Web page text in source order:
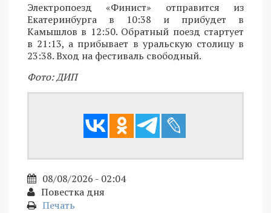
Электропоезд «Финист» отправится из
Екатеринбурга в 10:38 и прибудет в
Камышлов в 12:50. Обратный поезд стартует
в 21:13, а прибывает в уральскую столицу в
23:38. Вход на фестиваль свободный.
Фото: ДИП
08/08/2026 - 02:04
Повестка дня
Печать